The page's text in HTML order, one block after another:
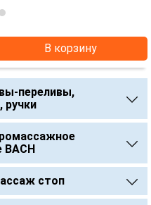
В корзину
переливы,
ручки
BACH
стоп